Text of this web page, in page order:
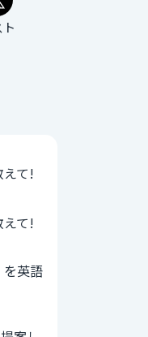
えて!
えて!
を英語